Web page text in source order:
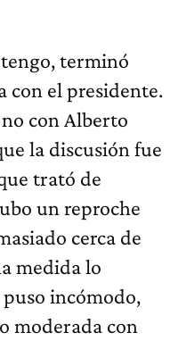
tengo, terminó
con el presidente.
no con Alberto
la discusión fue
trató de
un reproche
cerca de
medida lo
puso incómodo,
moderada con